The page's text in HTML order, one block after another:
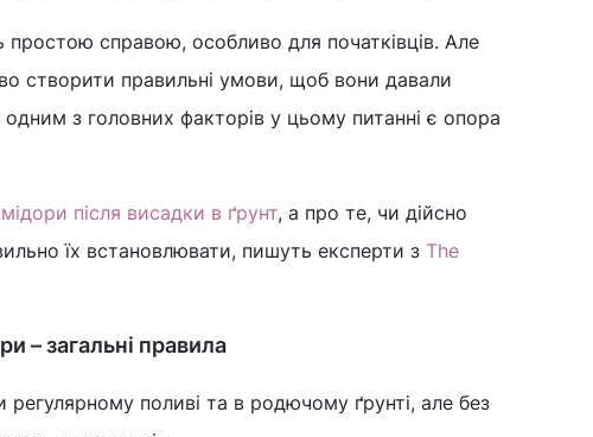
справою, особливо для початківців. Але
створити правильні умови, щоб вони давали
з головних факторів у цьому питанні є опора
після висадки в ґрунт, а про те, чи дійсно
їх встановлювати, пишуть експерти з The
– загальні правила
поливі та в родючому ґрунті, але без